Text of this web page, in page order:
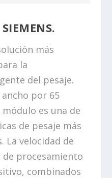
más
la
del pesaje.
por 65
es una de
de pesaje más
La velocidad de
procesamiento
combinados